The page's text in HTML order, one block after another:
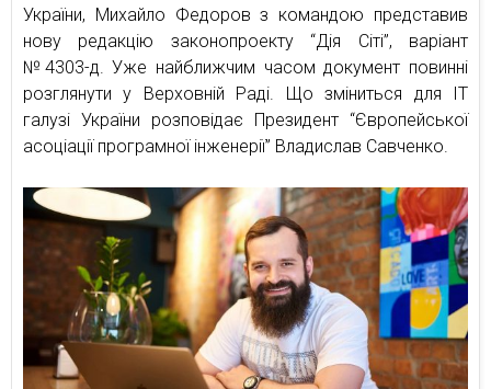
України, Михайло Федоров з командою представив
нову редакцію законопроекту “Дія Сіті”, варіант
№4303-д. Уже найближчим часом документ повинні
розглянути у Верховній Раді. Що зміниться для IT
галузі України розповідає Президент “Європейської
асоціації програмної інженерії” Владислав Савченко.